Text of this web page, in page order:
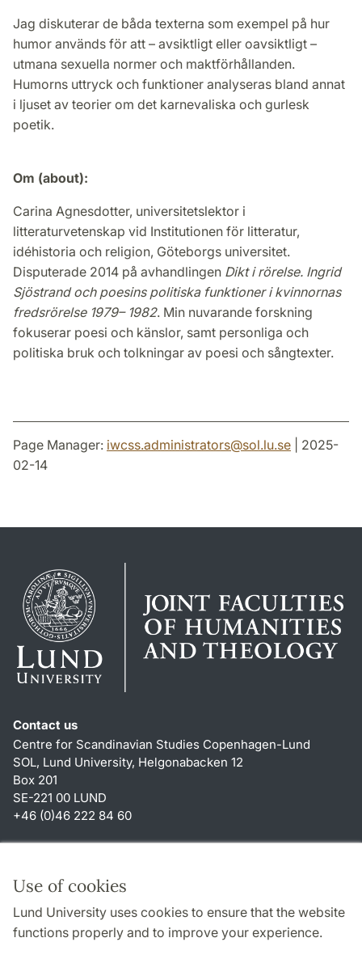
Use of cookies
Lund University uses cookies to ensure that the website
functions properly and to improve your experience.
Jag diskuterar de båda texterna som exempel på hur
humor används för att – avsiktligt eller oavsiktligt –
utmana sexuella normer och maktförhållanden.
Humorns uttryck och funktioner analyseras bland annat
i ljuset av teorier om det karnevaliska och gurlesk
poetik.
Om (about):
Carina Agnesdotter, universitetslektor i
litteraturvetenskap vid Institutionen för litteratur,
idéhistoria och religion, Göteborgs universitet.
Disputerade 2014 på avhandlingen Dikt i rörelse. Ingrid
Sjöstrand och poesins politiska funktioner i kvinnornas
fredsrörelse 1979– 1982. Min nuvarande forskning
fokuserar poesi och känslor, samt personliga och
politiska bruk och tolkningar av poesi och sångtexter.
Page Manager: iwcss.administrators@sol.lu.se | 2025-
02-14
Contact us
Centre for Scandinavian Studies Copenhagen-Lund
SOL, Lund University, Helgonabacken 12
Box 201
SE-221 00 LUND
+46 (0)46 222 84 60
About this website and cookies
Privacy policy
Accessibility